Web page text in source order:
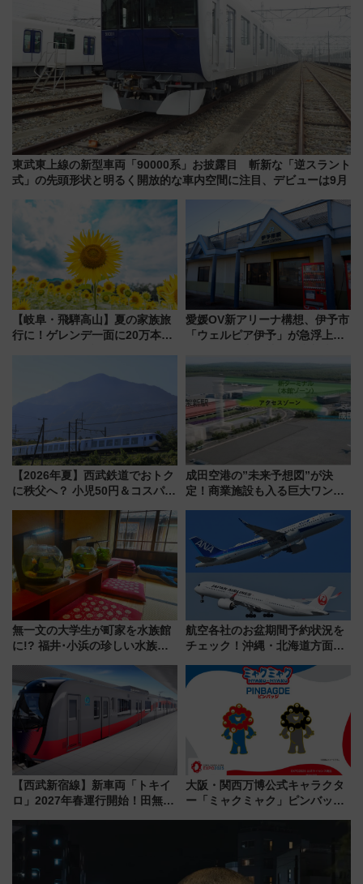
東武東上線の新型車両「90000系」お披露目 斬新な「逆スラント
式」の先頭形状と明るく開放的な車内空間に注目、デビューは9月
【岐阜・飛騨高山】夏の家族旅
行に！ゲレンデ一面に20万本の
愛媛OV新アリーナ構想、伊予市
「ウェルピア伊予」が急浮上！
で探る鉄道アクセスの未来
【2026年夏】西武鉄道でおトク
に秩父へ？ 小児50円＆コスパ最
族旅行！ 深夜の正丸トンネル探
検や特急ラビューも
成田空港の”未来予想図”が決
定！商業施設も入る巨大ワンタ
で新型特急が品川･羽田とを結
ぶ！ JR空港駅は2面3線化！
無一文の大学生が町家を水族館
に!? 福井･小浜の珍しい水族
作体験、鯖街道の御食国など 小
浜観光レポ 第2弾
航空各社のお盆期間予約状況を
チェック！沖縄・北海道方面は
日は？
【西武新宿線】新車両「トキイ
ロ」2027年春運行開始！田無・
「第2弾」も
大阪・関西万博公式キャラクタ
ー「ミャクミャク」ピンバッジ